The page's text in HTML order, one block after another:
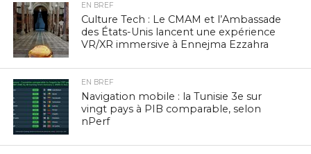
EN BREF
Culture Tech : Le CMAM et l’Ambassade
des États-Unis lancent une expérience
VR/XR immersive à Ennejma Ezzahra
EN BREF
Navigation mobile : la Tunisie 3e sur
vingt pays à PIB comparable, selon
nPerf